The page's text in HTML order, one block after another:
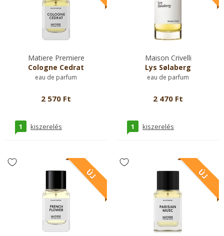
Matiere Premiere
Cologne Cedrat
eau de parfum
2 570 Ft
1 kiszerelés
Maison Crivelli
Lys Sølaberg
eau de parfum
2 470 Ft
1 kiszerelés